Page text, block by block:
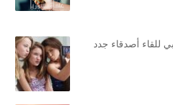
للقاء أصدقاء جدد